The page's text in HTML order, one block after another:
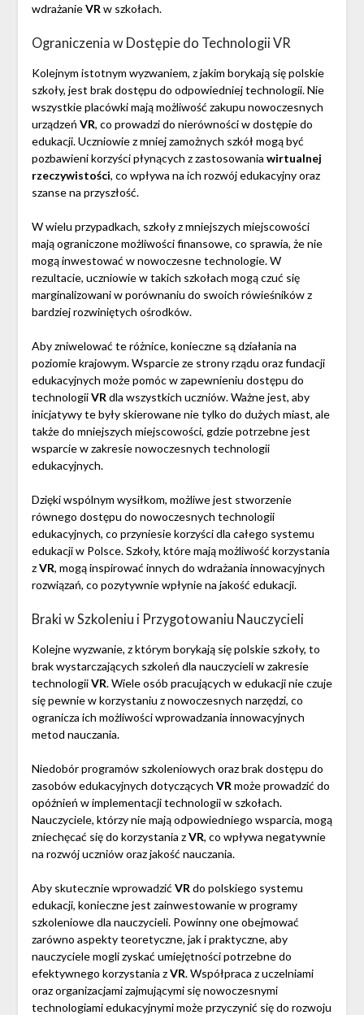
wdrażanieVR w szkołach.
Ograniczenia w Dostępie do Technologii VR
Kolejnym istotnym wyzwaniem, z jakim borykają się polskie
szkoły, jest brak dostępu do odpowiedniej technologii. Nie
wszystkie placówki mają możliwość zakupu nowoczesnych
urządzeń VR, co prowadzi do nierówności w dostępie do
edukacji. Uczniowie z mniej zamożnych szkół mogą być
pozbawieni korzyści płynących z zastosowania wirtualnej
rzeczywistości, co wpływa na ich rozwój edukacyjny oraz
szanse na przyszłość.
W wielu przypadkach, szkoły z mniejszych miejscowości
mają ograniczone możliwości finansowe, co sprawia, że nie
mogą inwestować w nowoczesne technologie. W
rezultacie, uczniowie w takich szkołach mogą czuć się
marginalizowani w porównaniu do swoich rówieśników z
bardziej rozwiniętych ośrodków.
Aby zniwelować te różnice, konieczne są działania na
poziomie krajowym. Wsparcie ze strony rządu oraz fundacji
edukacyjnych może pomóc w zapewnieniu dostępu do
technologiiVR dla wszystkich uczniów. Ważne jest, aby
inicjatywy te były skierowane nie tylko do dużych miast, ale
także do mniejszych miejscowości, gdzie potrzebne jest
wsparcie w zakresie nowoczesnych technologii
edukacyjnych.
Dzięki wspólnym wysiłkom, możliwe jest stworzenie
równego dostępu do nowoczesnych technologii
edukacyjnych, co przyniesie korzyści dla całego systemu
edukacji w Polsce. Szkoły, które mają możliwość korzystania
zVR, mogą inspirować innych do wdrażania innowacyjnych
rozwiązań, co pozytywnie wpłynie na jakość edukacji.
Braki w Szkoleniu i Przygotowaniu Nauczycieli
Kolejne wyzwanie, z którym borykają się polskie szkoły, to
brak wystarczających szkoleń dla nauczycieli w zakresie
technologiiVR. Wiele osób pracujących w edukacji nie czuje
się pewnie w korzystaniu z nowoczesnych narzędzi, co
ogranicza ich możliwości wprowadzania innowacyjnych
metod nauczania.
Niedobór programów szkoleniowych oraz brak dostępu do
zasobów edukacyjnych dotyczących VR może prowadzić do
opóźnień w implementacji technologii w szkołach.
Nauczyciele, którzy nie mają odpowiedniego wsparcia, mogą
zniechęcać się do korzystania zVR, co wpływa negatywnie
na rozwój uczniów oraz jakość nauczania.
Aby skutecznie wprowadzić VR do polskiego systemu
edukacji, konieczne jest zainwestowanie w programy
szkoleniowe dla nauczycieli. Powinny one obejmować
zarówno aspekty teoretyczne, jak i praktyczne, aby
nauczyciele mogli zyskać umiejętności potrzebne do
efektywnego korzystania zVR. Współpraca z uczelniami
oraz organizacjami zajmującymi się nowoczesnymi
technologiami edukacyjnymi może przyczynić się do rozwoju